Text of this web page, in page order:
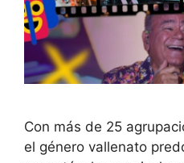
Con más de 25
el género vallenato